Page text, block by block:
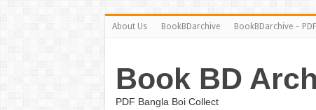
About Us BookBDarchive BookBDarchive –
Book BD
PDF Bangla Boi Collect